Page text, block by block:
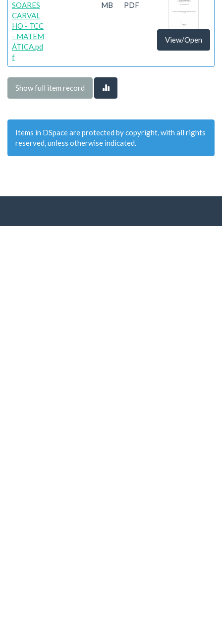
SOARES
CARVAL
HO - TCC
- MATEM
ÁTICA.pd
f
MB
PDF
View/Open
Show full item record
Items in DSpace are protected by copyright, with all rights
reserved, unless otherwise indicated.